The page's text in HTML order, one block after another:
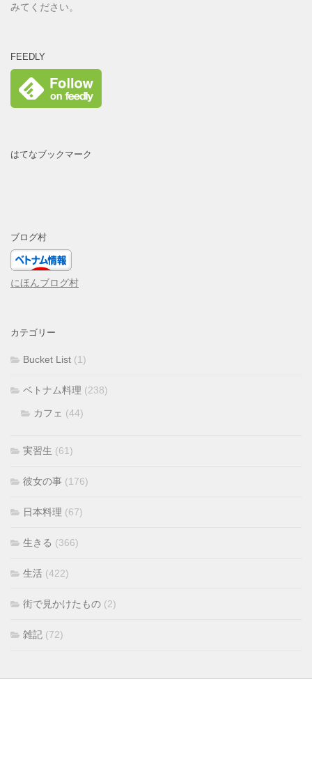
みてください。
FEEDLY
はてなブックマーク
ブログ村
にほんブログ村
カテゴリー
Bucket List (1)
ベトナム料理 (238)
カフェ (44)
実習生 (61)
彼女の事 (176)
日本料理 (67)
生きる (366)
生活 (422)
街で見かけたもの (2)
雑記 (72)